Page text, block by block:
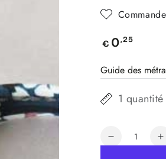
Prix
€ 0,25
Guide des
1
Quantité
Réduire